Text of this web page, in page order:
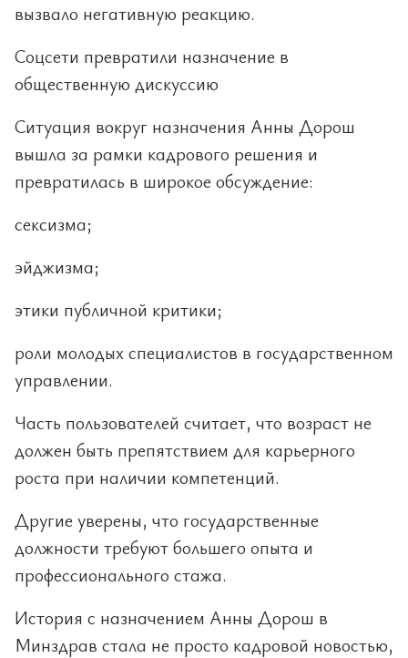
вызвало негативную реакцию.
Соцсети превратили назначение в
общественную дискуссию
Ситуация вокруг назначения Анны Дорош
вышла за рамки кадрового решения и
превратилась в широкое обсуждение:
сексизма;
эйджизма;
этики публичной критики;
роли молодых специалистов в государственном
управлении.
Часть пользователей считает, что возраст не
должен быть препятствием для карьерного
роста при наличии компетенций.
Другие уверены, что государственные
должности требуют большего опыта и
профессионального стажа.
История с назначением Анны Дорош в
Минздрав стала не просто кадровой новостью,